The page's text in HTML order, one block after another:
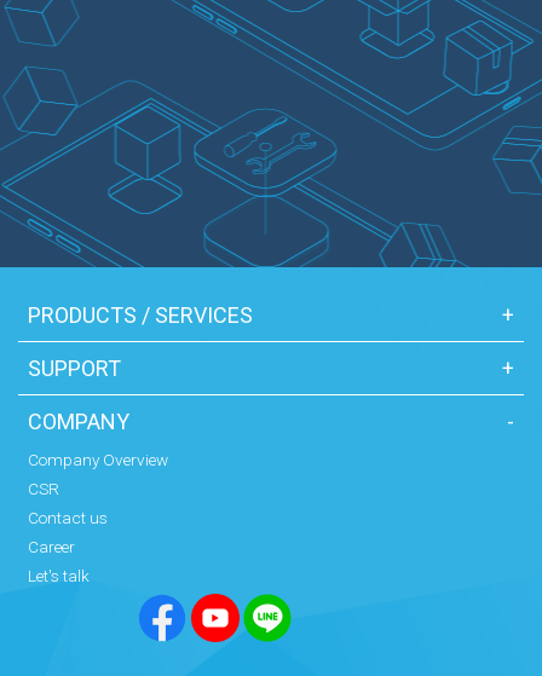
PRODUCTS / SERVICES +
SUPPORT +
COMPANY -
Company Overview
CSR
Contact us
Career
Let's talk